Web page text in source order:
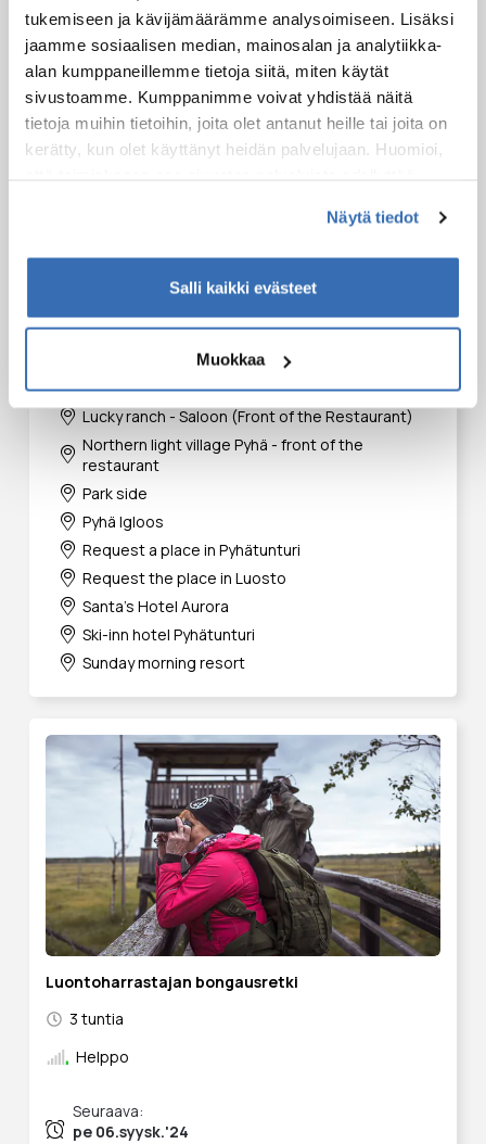
tukemiseen ja kävijämäärämme analysoimiseen. Lisäksi
jaamme sosiaalisen median, mainosalan ja analytiikka-
alan kumppaneillemme tietoja siitä, miten käytät
sivustoamme. Kumppanimme voivat yhdistää näitä
tietoja muihin tietoihin, joita olet antanut heille tai joita on
kerätty, kun olet käyttänyt heidän palvelujaan. Huomioi,
Näytä tiedot
Salli kaikki evästeet
Muokkaa
Kairankutsu Luosto, Call of the Wilderness Office-
Pyhäntähti
Lapland Hotel Luostotunturi
Lucky ranch - Saloon (Front of the Restaurant)
Northern light village Pyhä - front of the
restaurant
Park side
Pyhä Igloos
Request a place in Pyhätunturi
Request the place in Luosto
Santa's Hotel Aurora
Ski-inn hotel Pyhätunturi
Sunday morning resort
Luontoharrastajan bongausretki
3 tuntia
Helppo
Seuraava:
pe 06.syysk.'24